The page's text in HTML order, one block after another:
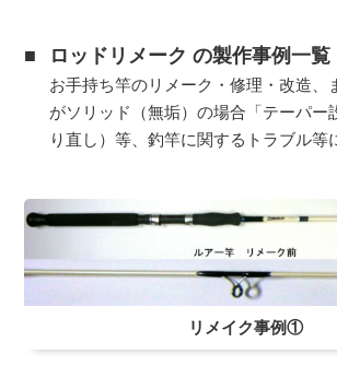
■ ロッドリメーク の製作事例一覧
お手持ち竿のリメーク・修理・改造、
がソリッド（無垢）の場合「テーパー
り直し）等、釣竿に関するトラブル等
リメイク事例①